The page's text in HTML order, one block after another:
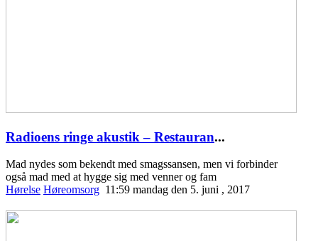
Radioens ringe akustik – Restauran...
Mad nydes som bekendt med smagssansen, men vi forbinder
også mad med at hygge sig med venner og fam
Hørelse Høreomsorg 11:59 mandag den 5. juni , 2017